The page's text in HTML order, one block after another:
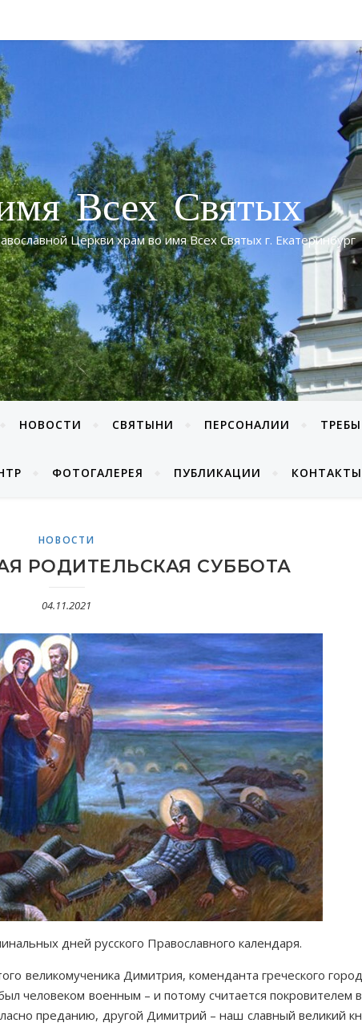
Всех Святых
Церкви храм во имя Всех Святых г. Екатеринбург
НОВОСТИ СВЯТЫНИ ПЕРСОНАЛИИ ТРЕБЫ
ФОТОГАЛЕРЕЯ ПУБЛИКАЦИИ КОНТАКТЫ
НОВОСТИ
РО­ДИ­ТЕЛЬ­СКАЯ СУБ­БО­ТА
04.11.2021
дней рус­ско­го Пра­во­слав­но­го ка­лен­да­ря.
ве­ли­ко­му­че­ни­ка Ди­мит­рия, ко­мен­дан­та гре­че­ско­го
че­ло­ве­ком во­ен­ным – и по­то­му счи­та­ет­ся по­кро­ви­те­лем
пре­да­нию, дру­гой Ди­мит­рий – наш слав­ный ве­ли­кий